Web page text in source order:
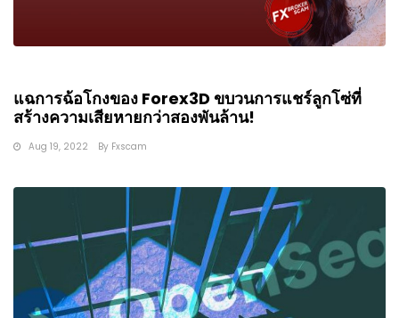
แฉการฉ้อโกงของ Forex3D ขบวนการแชร์ลูกโซ่ที่
สร้างความเสียหายกว่าสองพันล้าน!
Aug 19, 2022 By Fxscam